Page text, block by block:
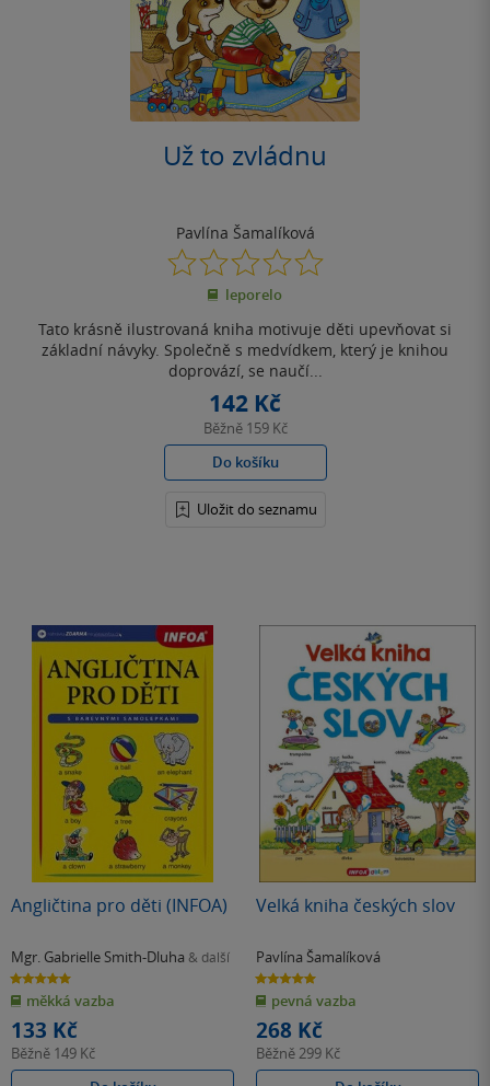
Už to zvládnu
Pavlína Šamalíková
0.0
z
5
leporelo
Tato krásně ilustrovaná kniha motivuje děti upevňovat si
základní návyky. Společně s medvídkem, který je knihou
doprovází, se naučí...
142 Kč
Běžně 159 Kč
Do košíku
Uložit do seznamu
Angličtina pro děti (INFOA)
Mgr. Gabrielle Smith-Dluha & další
5.0
z
5
hvězdiček
měkká vazba
133 Kč
Běžně 149 Kč
Velká kniha českých slov
Pavlína Šamalíková
5.0
z
5
hvězdiček
pevná vazba
268 Kč
Běžně299 Kč